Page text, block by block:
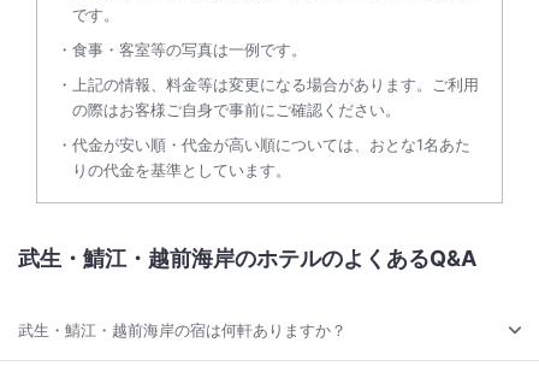
です。
食事・客室等の写真は一例です。
上記の情報、料金等は変更になる場合があります。ご利用
の際はお客様ご自身で事前にご確認ください。
代金が安い順・代金が高い順については、おとな1名あた
りの代金を基準としています。
武生・鯖江・越前海岸のホテルのよくあるQ&A
武生・鯖江・越前海岸の宿は何軒ありますか？